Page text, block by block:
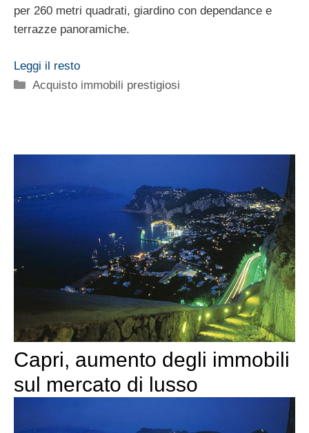
per 260 metri quadrati, giardino con dependance e
terrazze panoramiche.
Leggi il resto
Categorie
Acquisto immobili prestigiosi
Capri, aumento degli immobili
sul mercato di lusso